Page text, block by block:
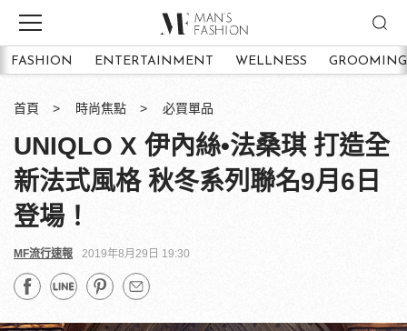
FASHION ENTERTAINMENT WELLNESS GROOMING
首頁 時尚焦點 必買單品
UNIQLO X 伊內絲•法桑琪 打造全
新法式風格 秋冬系列聯名9月6日
登場！
MF流行速報 2019年8月29日 19:30